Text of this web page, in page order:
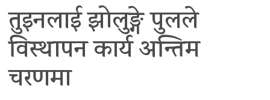
तुइनलाई झोलुङ्गे पुलले
विस्थापन कार्य अन्तिम
चरणमा